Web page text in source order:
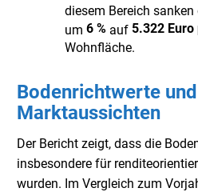
diesem Bereich
um 6 % auf 5.322
Wohnfläche.
Bodenrichtwerte und
Marktaussichten
Der Bericht zeigt, dass die
insbesondere für
wurden. Im Vergleich zum